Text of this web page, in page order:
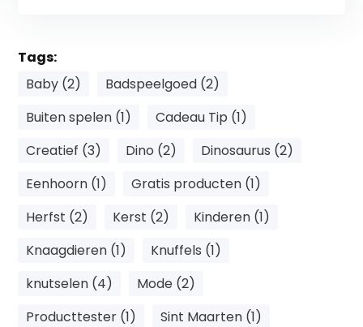
Tags:
Baby (2)
Badspeelgoed (2)
Buiten spelen (1)
Cadeau Tip (1)
Creatief (3)
Dino (2)
Dinosaurus (2)
Eenhoorn (1)
Gratis producten (1)
Herfst (2)
Kerst (2)
Kinderen (1)
Knaagdieren (1)
Knuffels (1)
knutselen (4)
Mode (2)
Producttester (1)
Sint Maarten (1)